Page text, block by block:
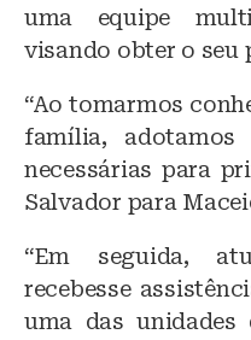
uma equipe
visando obter o seu
“Ao tomarmos
família, adotamos
necessárias para
Salvador para
“Em seguida,
recebesse
uma das unidades